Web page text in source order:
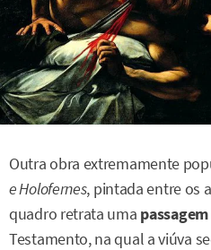
Outra obra extremamente
e Holofernes, pintada entre os
quadro retrata uma
Testamento, na qual a viúva